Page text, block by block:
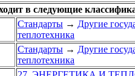
в следующие
Стандарты → Другие
теплотехника
Стандарты → Другие
теплотехника